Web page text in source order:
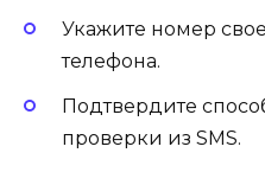
Укажите номер
телефона.
Подтвердите
проверки из SMS.